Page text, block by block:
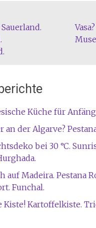
Küche für
an der Algarve?
bei 30 °C.
auf Madeira. Pestana
Funchal.
Kiste! Kartoffelkiste.